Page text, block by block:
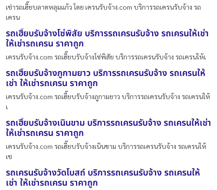
เช่ารถเฮี๊ยบลาดหลุมแก้ว โดย เครนรับจ้าง.com บริการรถเครนรับจ้าง รถ
เครน
รถเฮี๊ยบรับจ้างโซ่พิสัย บริการรถเครนรับจ้าง รถเครนให้เช่า
ให้เช่ารถเครน ราคาถูก
เครนรับจ้าง.com รถเฮี๊ยบรับจ้างโซ่พิสัย บริการรถเครนรับจ้าง รถเครนให้เ
รถเฮี๊ยบรับจ้างภูกามยาว บริการรถเครนรับจ้าง รถเครนให้
เช่า ให้เช่ารถเครน ราคาถูก
เครนรับจ้าง.com รถเฮี๊ยบรับจ้างภูกามยาว บริการรถเครนรับจ้าง รถเครนให้
เ
รถเฮี๊ยบรับจ้างเนินขาม บริการรถเครนรับจ้าง รถเครนให้เช่า
ให้เช่ารถเครน ราคาถูก
เครนรับจ้าง.com รถเฮี๊ยบรับจ้างเนินขาม บริการรถเครนรับจ้าง รถเครนให้
เช
รถเครนรับจ้างวัดโบสถ์ บริการรถเครนรับจ้าง รถเครนให้
เช่า ให้เช่ารถเครน ราคาถูก